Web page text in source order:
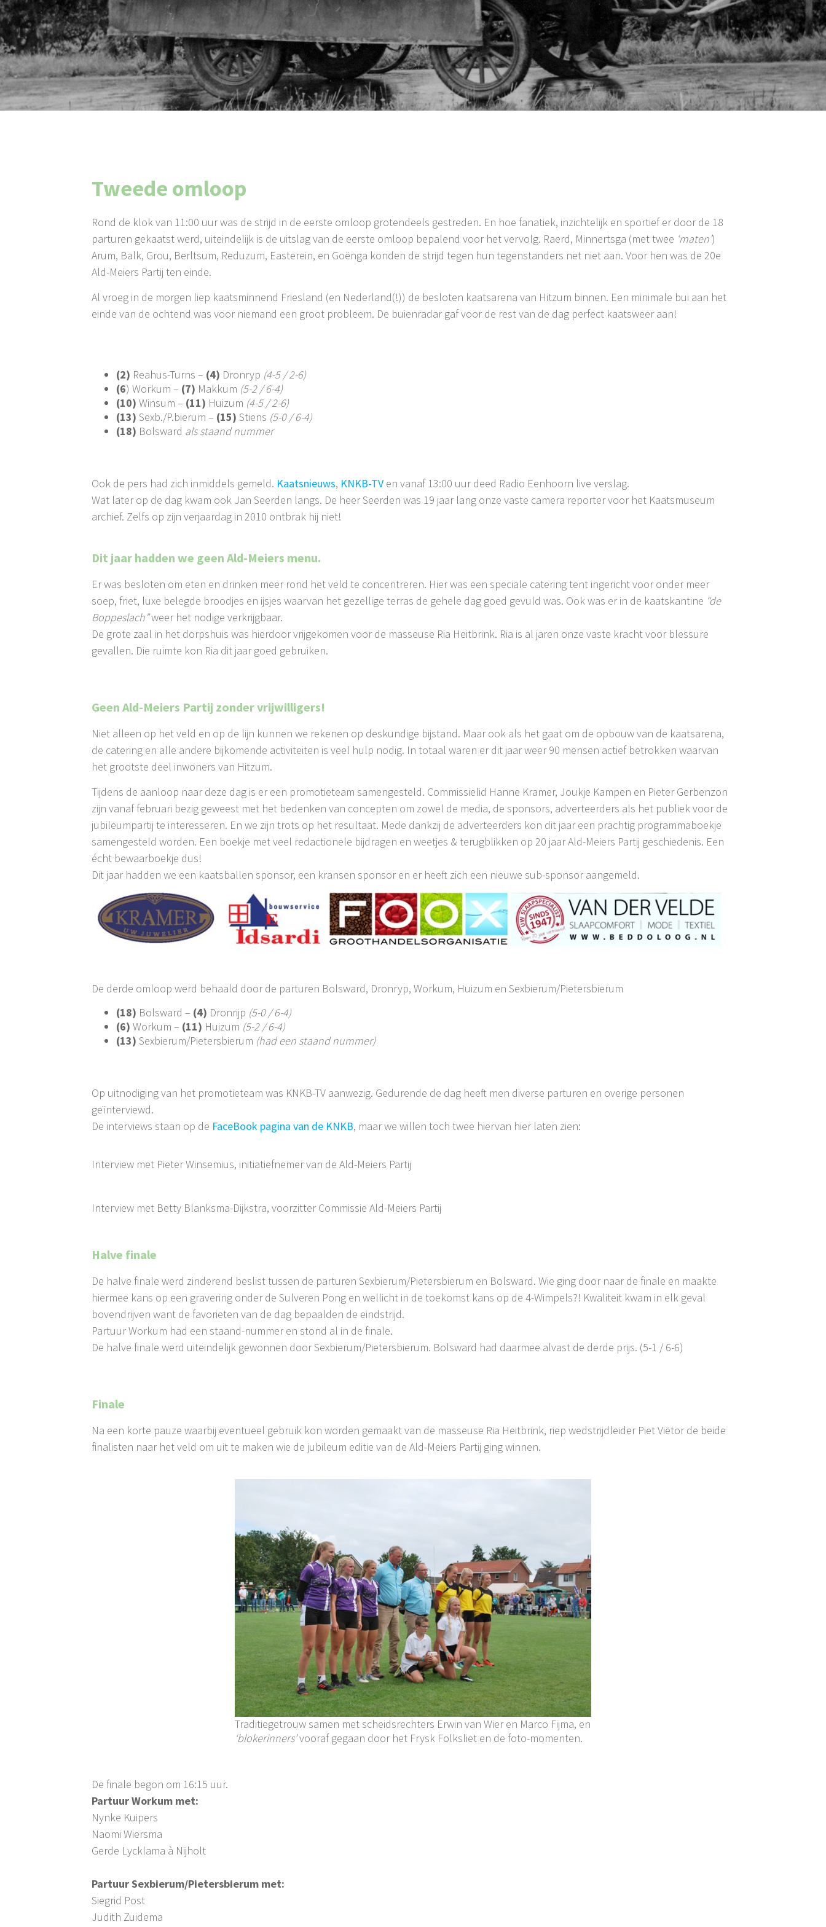
Tweede omloop
Rond de klok van 11:00 uur was de strijd in de eerste omloop grotendeels gestreden. En hoe fanatiek, inzichtelijk en sportief er door de 18
parturen gekaatst werd, uiteindelijk is de uitslag van de eerste omloop bepalend voor het vervolg. Raerd, Minnertsga (met twee ‘maten’)
Arum, Balk, Grou, Berltsum, Reduzum, Easterein, en Goënga konden de strijd tegen hun tegenstanders net niet aan. Voor hen was de 20e
Ald-Meiers Partij ten einde.
Al vroeg in de morgen liep kaatsminnend Friesland (en Nederland(!)) de besloten kaatsarena van Hitzum binnen. Een minimale bui aan het
einde van de ochtend was voor niemand een groot probleem. De buienradar gaf voor de rest van de dag perfect kaatsweer aan!
(2) Reahus-Turns – (4) Dronryp (4-5 / 2-6)
(6) Workum – (7) Makkum (5-2 / 6-4)
(10) Winsum – (11) Huizum (4-5 / 2-6)
(13) Sexb./P.bierum – (15) Stiens (5-0 / 6-4)
(18) Bolsward als staand nummer
Ook de pers had zich inmiddels gemeld. Kaatsnieuws, KNKB-TVen vanaf 13:00 uur deed Radio Eenhoorn live verslag.
Wat later op de dag kwam ook Jan Seerden langs. De heer Seerden was 19 jaar lang onze vaste camera reporter voor het Kaatsmuseum
archief. Zelfs op zijn verjaardag in 2010 ontbrak hij niet!
Dit jaar hadden we geen Ald-Meiers menu.
Er was besloten om eten en drinken meer rond het veld te concentreren. Hier was een speciale catering tent ingericht voor onder meer
soep, friet, luxe belegde broodjes en ijsjes waarvan het gezellige terras de gehele dag goed gevuld was. Ook was er in de kaatskantine “de
Boppeslach”weer het nodige verkrijgbaar.
De grote zaal in het dorpshuis was hierdoor vrijgekomen voor de masseuse Ria Heitbrink. Ria is al jaren onze vaste kracht voor blessure
gevallen. Die ruimte kon Ria dit jaar goed gebruiken.
Geen Ald-Meiers Partij zonder vrijwilligers!
Niet alleen op het veld en op de lijn kunnen we rekenen op deskundige bijstand. Maar ook als het gaat om de opbouw van de kaatsarena,
de catering en alle andere bijkomende activiteiten is veel hulp nodig. In totaal waren er dit jaar weer 90 mensen actief betrokken waarvan
het grootste deel inwoners van Hitzum.
Tijdens de aanloop naar deze dag is er een promotieteam samengesteld. Commissielid Hanne Kramer, Joukje Kampen en Pieter Gerbenzon
zijn vanaf februari bezig geweest met het bedenken van concepten om zowel de media, de sponsors, adverteerders als het publiek voor de
jubileumpartij te interesseren. En we zijn trots op het resultaat. Mede dankzij de adverteerders kon dit jaar een prachtig programmaboekje
samengesteld worden. Een boekje met veel redactionele bijdragen en weetjes & terugblikken op 20 jaar Ald-Meiers Partij geschiedenis. Een
écht bewaarboekje dus!
Dit jaar hadden we een kaatsballen sponsor, een kransen sponsor en er heeft zich een nieuwe sub-sponsor aangemeld.
De derde omloop werd behaald door de parturen Bolsward, Dronryp, Workum, Huizum en Sexbierum/Pietersbierum
(18) Bolsward – (4) Dronrijp (5-0 / 6-4)
(6) Workum – (11) Huizum (5-2 / 6-4)
(13) Sexbierum/Pietersbierum (had een staand nummer)
Op uitnodiging van het promotieteam was KNKB-TV aanwezig. Gedurende de dag heeft men diverse parturen en overige personen
geïnterviewd.
De interviews staan op de FaceBook pagina van de KNKB, maar we willen toch twee hiervan hier laten zien:
Interview met Pieter Winsemius, initiatiefnemer van de Ald-Meiers Partij
Interview met Betty Blanksma-Dijkstra, voorzitter Commissie Ald-Meiers Partij
Halve finale
De halve finale werd zinderend beslist tussen de parturen Sexbierum/Pietersbierum en Bolsward. Wie ging door naar de finale en maakte
hiermee kans op een gravering onder de Sulveren Pong en wellicht in de toekomst kans op de 4-Wimpels?! Kwaliteit kwam in elk geval
bovendrijven want de favorieten van de dag bepaalden de eindstrijd.
Partuur Workum had een staand-nummer en stond al in de finale.
De halve finale werd uiteindelijk gewonnen door Sexbierum/Pietersbierum. Bolsward had daarmee alvast de derde prijs. (5-1 / 6-6)
Finale
Na een korte pauze waarbij eventueel gebruik kon worden gemaakt van de masseuse Ria Heitbrink, riep wedstrijdleider Piet Viëtor de beide
finalisten naar het veld om uit te maken wie de jubileum editie van de Ald-Meiers Partij ging winnen.
Traditiegetrouw samen met scheidsrechters Erwin van Wier en Marco Fijma, en
‘blokerinners’vooraf gegaan door het Frysk Folksliet en de foto-momenten.
De finale begon om 16:15 uur.
Partuur Workum met:
Nynke Kuipers
Naomi Wiersma
Gerde Lycklama à Nijholt
Partuur Sexbierum/Pietersbierum met:
Siegrid Post
Judith Zuidema